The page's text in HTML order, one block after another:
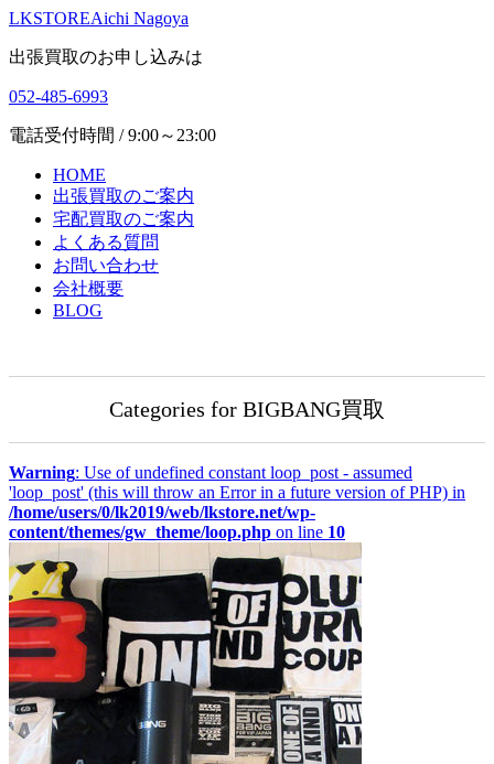
LKSTOREAichi Nagoya
出張買取のお申し込みは
052-485-6993
電話受付時間 / 9:00～23:00
HOME
出張買取のご案内
宅配買取のご案内
よくある質問
お問い合わせ
会社概要
BLOG
Categories for BIGBANG買取
Warning: Use of undefined constant loop_post - assumed
'loop_post' (this will throw an Error in a future version of PHP) in
/home/users/0/lk2019/web/lkstore.net/wp-
content/themes/gw_theme/loop.php on line 10